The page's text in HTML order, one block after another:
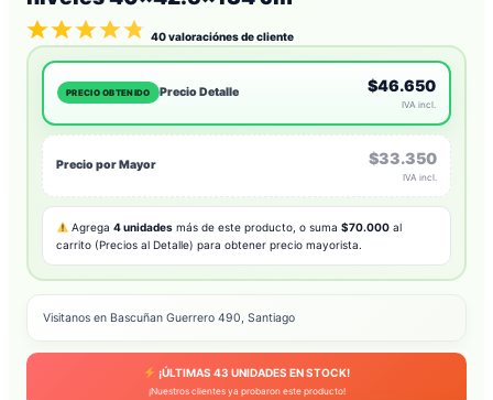
40valoraciónes de cliente
PRECIO OBTENIDO Precio Detalle $46.650
IVA incl.
Precio por Mayor $33.350
IVA incl.
Agrega4 unidades más de este producto, o suma$70.000 al
carrito (Precios al Detalle) para obtener precio mayorista.
Visitanos en Bascuñan Guerrero 490, Santiago
¡ÚLTIMAS 43 UNIDADES EN STOCK!
¡Nuestros clientes ya probaron este producto!